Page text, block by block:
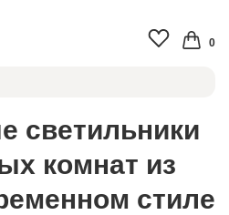
0
светильники
комнат из
стиле